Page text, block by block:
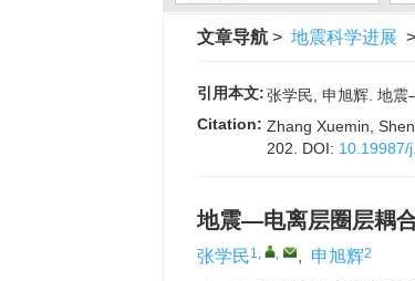
文章导航 > 地震科学进展 >
引用本文:张学民, 申旭辉. 地
Citation: Zhang Xuemin,
202. DOI: 10.19987/
地震—电离层圈层耦
张学民1, , , 申旭辉2